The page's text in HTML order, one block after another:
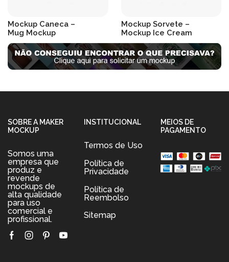
Mockup Caneca –
Mug Mockup
R$19.90
Mockup Sorvete –
Mockup Ice Cream
R$19.90
SOBRE A MAKER
MOCKUP
Somos uma
empresa que
produz e
revende
mockups de
alta qualidade
para uso
comercial e
profissional.
FacebookInstagram
PinterestYoutube
INSTITUCIONAL
Termos de Uso
Política de
Privacidade
Política de
Reembolso
Sitemap
MEIOS DE
PAGAMENTO